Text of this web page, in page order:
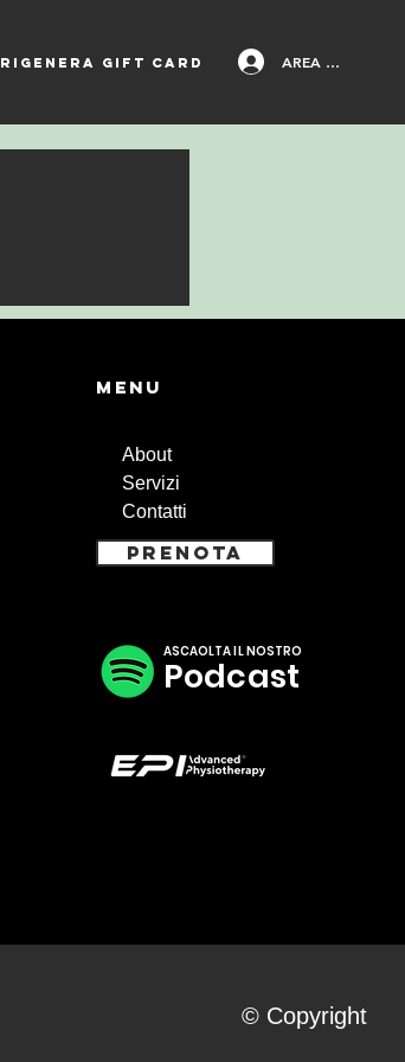
Rigenera Gift Card AREA PAZIENTI
Menu
About
Servizi
Contatti
PRENOTA
Podcast
ASCAOLTA IL NOSTRO
© Copyright